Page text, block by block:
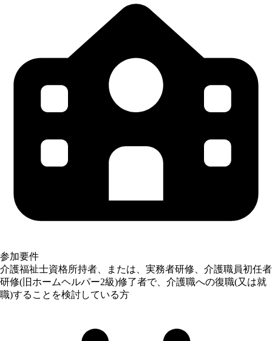
参加要件
介護福祉士資格所持者、または、実務者研修、介護職員初任者
研修(旧ホームヘルパー2級)修了者で、介護職への復職(又は就
職)することを検討している方